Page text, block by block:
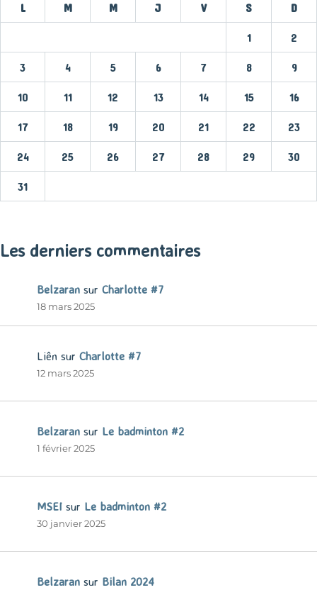
L M M J V S D
1 2
3 4 5 6 7 8 9
10 11 12 13 14 15 16
17 18 19 20 21 22 23
24 25 26 27 28 29 30
31
Les derniers commentaires
Belzaran sur Charlotte #7
18 mars 2025
Liên sur Charlotte #7
12 mars 2025
Belzaran sur Le badminton #2
1 février 2025
MSEI sur Le badminton #2
30 janvier 2025
Belzaran sur Bilan 2024